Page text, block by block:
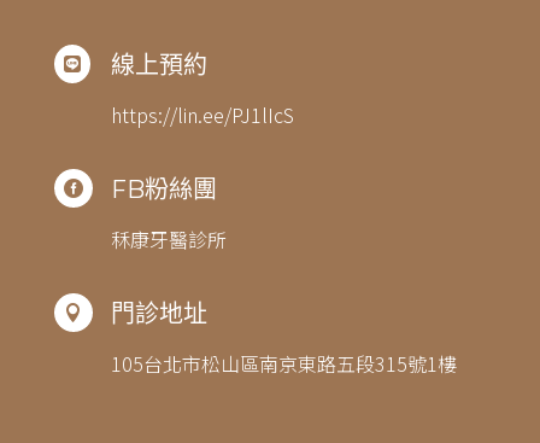

線上預約
https://lin.ee/PJ1lIcS

FB粉絲團
秝康牙醫診所

門診地址
105台北市松山區南京東路五段315號1樓